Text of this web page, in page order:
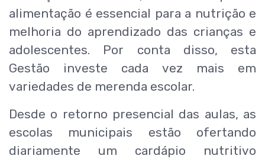
alimentação é essencial para a nutrição e
melhoria do aprendizado das crianças e
adolescentes. Por conta disso, esta
Gestão investe cada vez mais em
variedades de merenda escolar.
Desde o retorno presencial das aulas, as
escolas municipais estão ofertando
diariamente um cardápio nutritivo